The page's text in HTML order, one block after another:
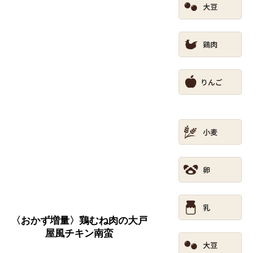
〈おかず増量〉鶏むね肉の大戸
屋風チキン南蛮